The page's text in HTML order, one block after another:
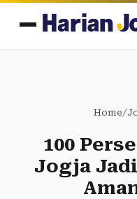
Home/
100
Jogja